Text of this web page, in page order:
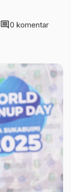
comment0 komentar